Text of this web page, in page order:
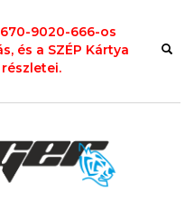
9020-666-os
és a SZÉP Kártya